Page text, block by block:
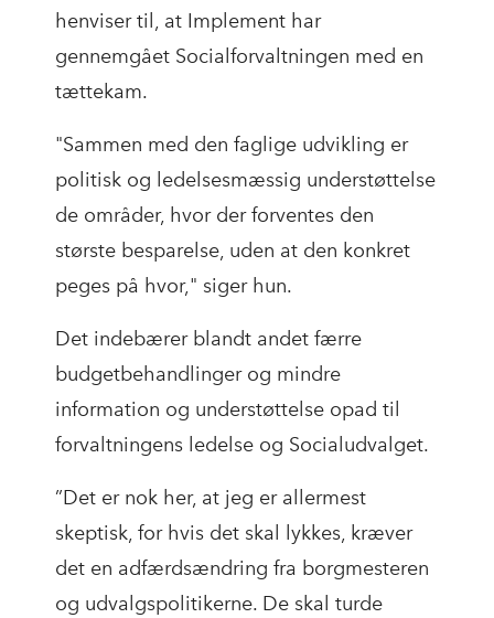
henviser til, at Implement har
gennemgået Socialforvaltningen med en
tættekam.
"Sammen med den faglige udvikling er
politisk og ledelsesmæssig understøttelse
de områder, hvor der forventes den
største besparelse, uden at den konkret
peges på hvor," siger hun.
Det indebærer blandt andet færre
budgetbehandlinger og mindre
information og understøttelse opad til
forvaltningens ledelse og Socialudvalget.
”Det er nok her, at jeg er allermest
skeptisk, for hvis det skal lykkes, kræver
det en adfærdsændring fra borgmesteren
og udvalgspolitikerne. De skal turde